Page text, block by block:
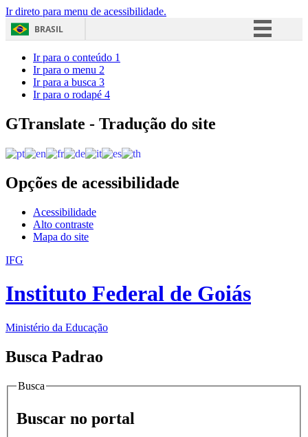
Ir direto para menu de acessibilidade.
BRASIL
Acesso à informação
Ir para o conteúdo 1
Ir para o menu 2
Ir para a busca 3
Ir para o rodapé 4
GTranslate - Tradução do site
Opções de acessibilidade
Acessibilidade
Alto contraste
Mapa do site
IFG
Instituto Federal de Goiás
Ministério da Educação
Busca Padrao
Busca
Buscar no portal